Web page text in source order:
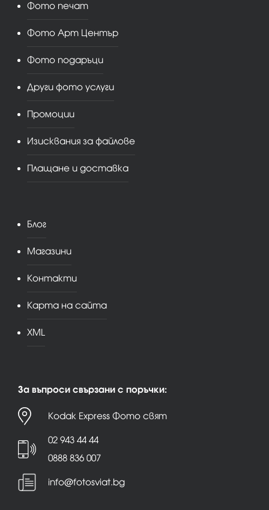
Фото печат
Фото Арт Център
Фото подаръци
Други фото услуги
Промоции
Изисквания за файлове
Плащане и доставка
Блог
Магазини
Контакти
Карта на сайта
XML
За въпроси свързани с поръчки:
Kodak Express Фото свят
02 943 44 44
0888 836 007
info@fotosviat.bg